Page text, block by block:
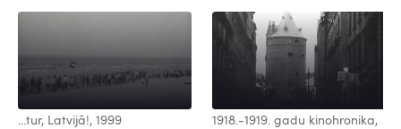
...tur, Latvijā!, 1999
1918.-1919. gadu kinohronika,